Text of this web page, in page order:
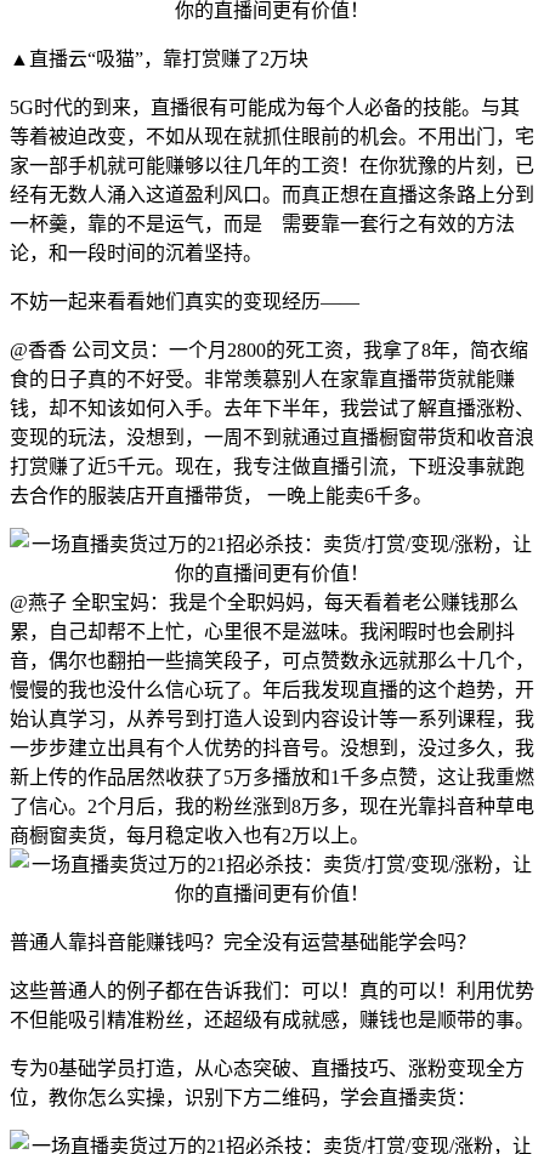
▲直播云“吸猫”，靠打赏赚了2万块
5G时代的到来，直播很有可能成为每个人必备的技能。与其
等着被迫改变，不如从现在就抓住眼前的机会。 不用出门，宅
家一部手机就可能赚够以往几年的工资！在你犹豫的片刻，已
经有无数人涌入这道盈利风口。而真正想在直播这条路上分到
一杯羹，靠的不是运气，而是 需要靠一套行之有效的方法
论，和一段时间的沉着坚持。
不妨一起来看看她们真实的变现经历——
@香香 公司文员：一个月2800的死工资，我拿了8年，简衣缩
食的日子真的不好受。非常羡慕别人在家靠直播带货就能赚
钱，却不知该如何入手。去年下半年，我尝试了解直播涨粉、
变现的玩法，没想到，一周不到就通过直播橱窗带货和收音浪
打赏赚了近5千元。现在，我专注做直播引流，下班没事就跑
去合作的服装店开直播带货， 一晚上能卖6千多。
@燕子 全职宝妈：我是个全职妈妈，每天看着老公赚钱那么
累，自己却帮不上忙，心里很不是滋味。我闲暇时也会刷抖
音，偶尔也翻拍一些搞笑段子，可点赞数永远就那么十几个，
慢慢的我也没什么信心玩了。年后我发现直播的这个趋势，开
始认真学习，从养号到打造人设到内容设计等一系列课程，我
一步步建立出具有个人优势的抖音号。没想到，没过多久，我
新上传的作品居然收获了5万多播放和1千多点赞，这让我重燃
了信心。2个月后，我的粉丝涨到8万多，现在光靠抖音种草电
商橱窗卖货，每月稳定收入也有2万以上。
普通人靠抖音能赚钱吗？完全没有运营基础能学会吗？
这些普通人的例子都在告诉我们：可以！真的可以！利用优势
不但能吸引精准粉丝，还超级有成就感，赚钱也是顺带的事。
专为0基础学员打造，从心态突破、直播技巧、涨粉变现全方
位，教你怎么实操，识别下方二维码，学会直播卖货：